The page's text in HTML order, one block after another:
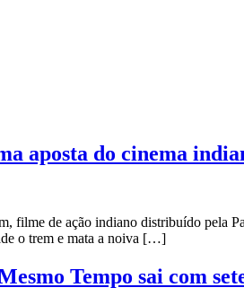
aposta do cinema
filme de ação indiano distribuído pela
o trem e mata a noiva […]
Tempo sai com